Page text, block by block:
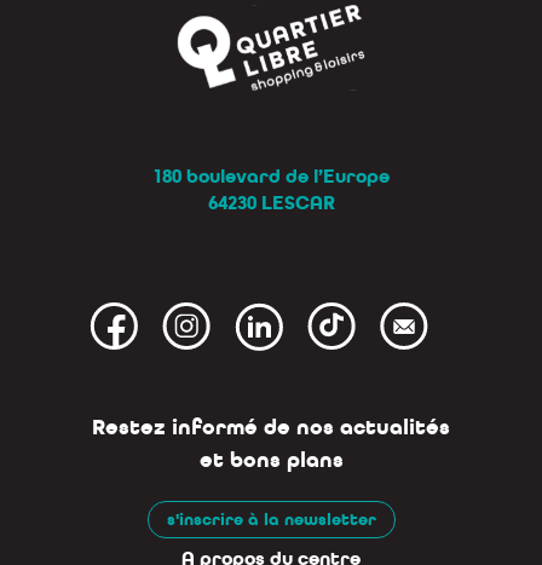
180 boulevard de l’Europe
64230 LESCAR
Restez informé de nos actualités
et bons plans
s'inscrire à la newsletter
A propos du centre